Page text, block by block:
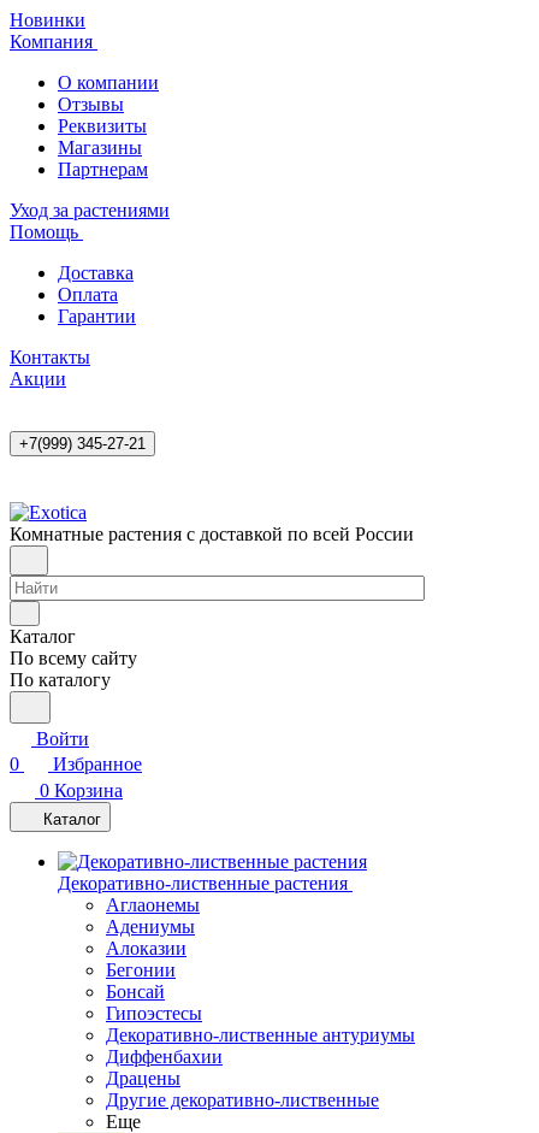
Новинки
Компания
О компании
Отзывы
Реквизиты
Магазины
Партнерам
Уход за растениями
Помощь
Доставка
Оплата
Гарантии
Контакты
Акции
+7(999) 345-27-21
Комнатные растения с доставкой по всей России
Каталог
По всему сайту
По каталогу
Войти
0
Избранное
0 Корзина
Каталог
Декоративно-лиственные растения
Аглаонемы
Адениумы
Алоказии
Бегонии
Бонсай
Гипоэстесы
Декоративно-лиственные антуриумы
Диффенбахии
Драцены
Другие декоративно-лиственные
Еще